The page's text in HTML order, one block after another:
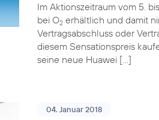
Im Aktionszeitraum vom 5.
bei O2 erhältlich und damit
Vertragsabschluss oder
diesem Sensationspreis
seine neue Huawei […]
04. Januar 2018